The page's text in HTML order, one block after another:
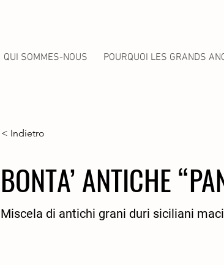
QUI SOMMES-NOUS POURQUOI LES GRANDS
< Indietro
BONTA’ ANTICHE
Miscela di antichi grani duri siciliani